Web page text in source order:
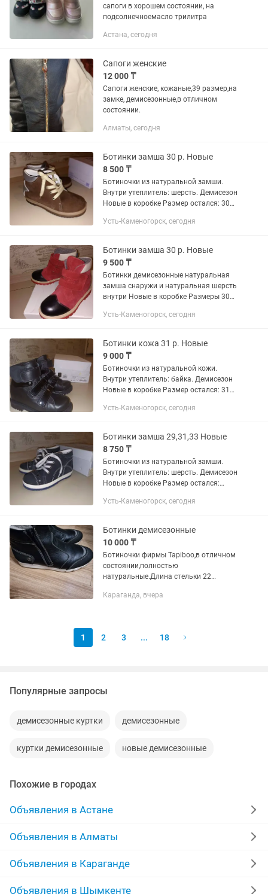
сапоги в хорошем состоянии, на
подсолнечноемасло трилитра
Астана, сегодня
Сапоги женские
12 000 ₸
Сапоги женские, кожаные,39 размер,на
замке, демисезонные,в отличном
состоянии.
Алматы, сегодня
Ботинки замша 30 р. Новые
8 500 ₸
Ботиночки из натуральной замши.
Внутри утеплитель: шерсть. Демисезон
Новые в коробке Размер остался: 30
цене ниже рыночной. Производство:
Усть-Каменогорск, сегодня
Ботинки замша 30 р. Новые
9 500 ₸
Ботинки демисезонные натуральная
замша снаружи и натуральная шерсть
внутри Новые в коробке Размеры 30
склада по цене ниже рыночной.
Усть-Каменогорск, сегодня
Ботинки кожа 31 р. Новые
9 000 ₸
Ботиночки из натуральной кожи.
Внутри утеплитель: байка. Демисезон
Новые в коробке Размер остался: 31
цене ниже рыночной. Производство:
Усть-Каменогорск, сегодня
Ботинки замша 29,31,33 Новые
8 750 ₸
Ботиночки из натуральной замши.
Внутри утеплитель: шерсть. Демисезон
Новые в коробке Размер остался:
склада по цене ниже рыночной.
Усть-Каменогорск, сегодня
Ботинки демисезонные
10 000 ₸
Ботиночки фирмы Tapiboo,в отличном
состоянии,полностью
натуральные.Длина стельки 22
градусов.Нахожусь в Степном 2
Караганда, вчера
1 2 3 ... 18
Популярные запросы
демисезонные куртки демисезонные
куртки демисезонные новые демисезонные
Похожие в городах
Объявления в Астане
Объявления в Алматы
Объявления в Караганде
Объявления в Шымкенте